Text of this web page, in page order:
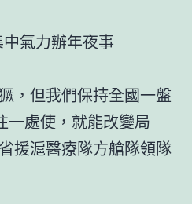
氣力辦年夜事
但我們保持全國一盤
一處使，就能改變局
援滬醫療隊方艙隊領隊